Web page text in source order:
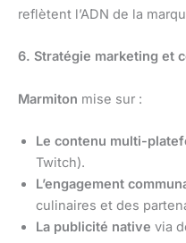
reflètent l’ADN de la
6. Stratégie marketing et
Marmiton mise sur :
Le contenu multi-
Twitch).
L’engagement
culinaires et des
La publicité native via